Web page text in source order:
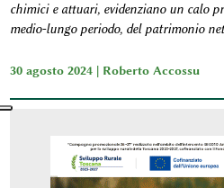
chimici e attuari, evidenziano un calo
medio-lungo periodo, del patrimonio
30 agosto 2024 | Roberto Accossu